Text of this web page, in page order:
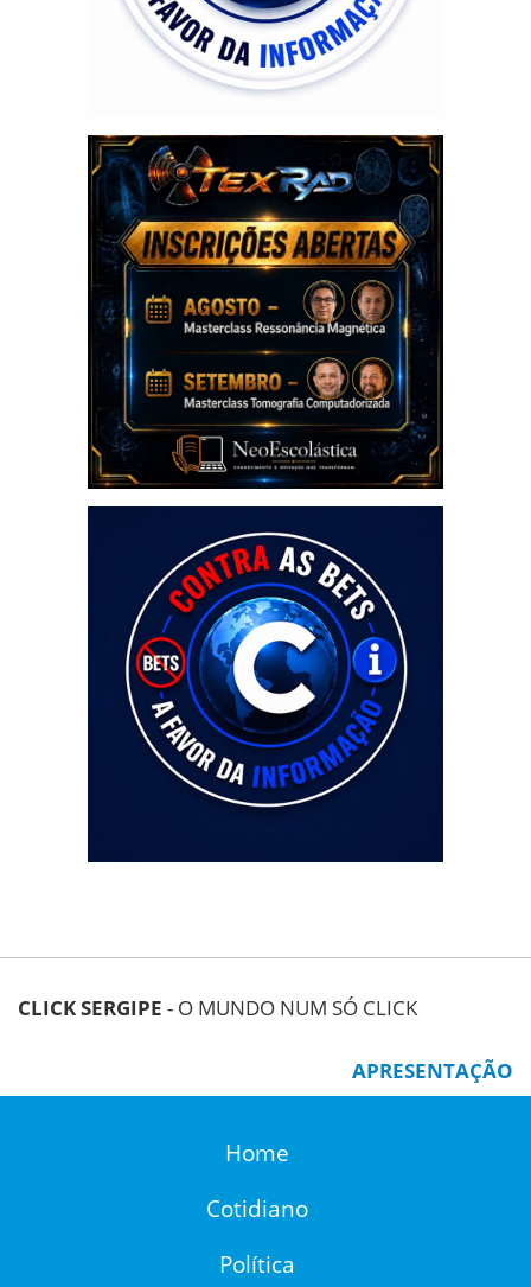
CLICK SERGIPE - O MUNDO NUM SÓ CLICK
APRESENTAÇÃO
Home
Cotidiano
Política